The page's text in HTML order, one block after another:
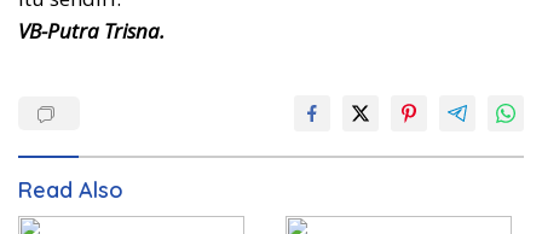
VB-Putra Trisna.
Read Also